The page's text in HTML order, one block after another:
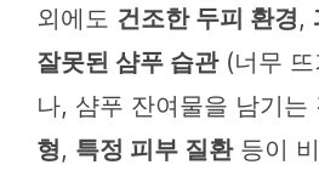
외에도 건조한 두피 환경,
잘못된 샴푸 습관(너무 뜨
나, 샴푸 잔여물을 남기는
형, 특정 피부 질환등이